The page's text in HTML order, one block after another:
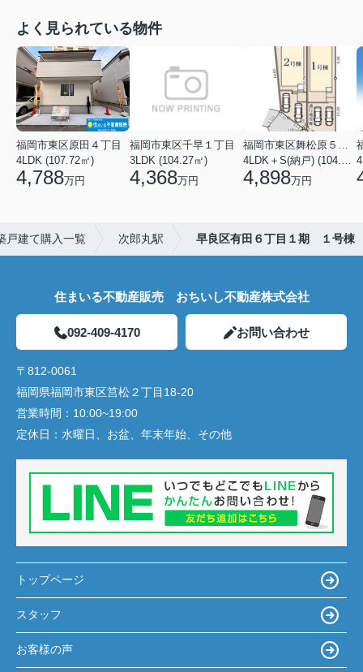
よく見られている物件
福岡市東区原田４丁目
4LDK (107.72㎡)
4,788万円
福岡市東区千早１丁目
3LDK (104.27㎡)
4,368万円 4,898万円
戸建て購入一覧 次郎丸駅 早良区有田６丁目１期 １号棟
住まいる不動産販売 おちいし不動産株式会社
092-409-4170 お問い合わせ
〒812-0061
福岡県福岡市東区筥松２丁目18-20
営業時間： 10:00~19:00
定休日： 水曜日、お盆、年末年始、その他
トップページ
スタッフ
お客様の声